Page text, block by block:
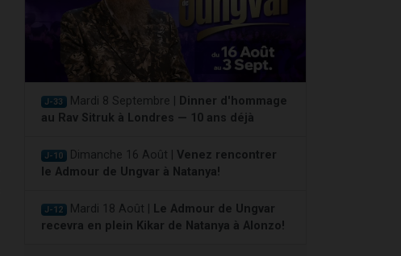
J-33 Mardi 8 Septembre |
Dinner d'hommage
au Rav Sitruk à Londres — 10 ans déjà
J-10 Dimanche 16 Août | Venez rencontrer
le Admour de Ungvar à Natanya!
J-12 Mardi 18 Août |
Le Admour de Ungvar
recevra en plein Kikar de Natanya à Alonzo!